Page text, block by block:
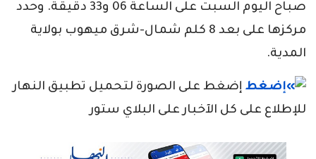
صباح اليوم السبت على الساعة 06 و33 دقيقة. وحدد
مركزها على بعد 8 كلم شمال-شرق ميهوب بولاية
المدية.
إضغط على الصورة لتحميل تطبيق النهار
للإطلاع على كل الآخبار على البلاي ستور